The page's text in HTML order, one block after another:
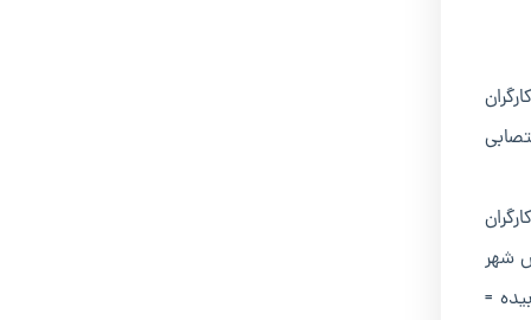
و تجمع کارگران
کارگران
شهر
بیده =